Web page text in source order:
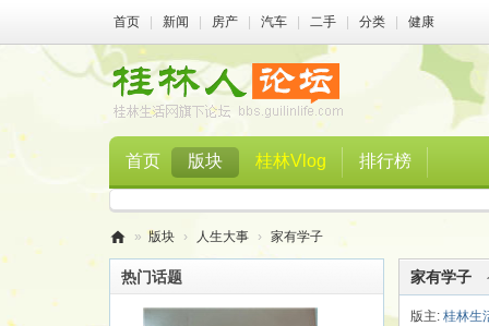
首页 新闻 房产 汽车 二手 分类 健康
首页 版块 桂林Vlog 排行榜
桂
林
» 版块 › 人生大事 › 家有学子
热门话题 家有学子
版主: 桂林生